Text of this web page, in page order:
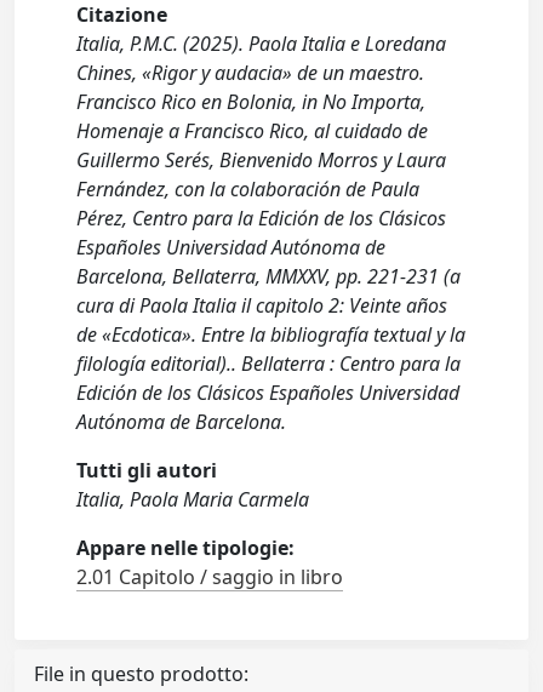
Citazione
Italia, P.M.C. (2025). Paola Italia e Loredana
Chines, «Rigor y audacia» de un maestro.
Francisco Rico en Bolonia, in No Importa,
Homenaje a Francisco Rico, al cuidado de
Guillermo Serés, Bienvenido Morros y Laura
Fernández, con la colaboración de Paula
Pérez, Centro para la Edición de los Clásicos
Españoles Universidad Autónoma de
Barcelona, Bellaterra, MMXXV, pp. 221-231 (a
cura di Paola Italia il capitolo 2: Veinte años
de «Ecdotica». Entre la bibliografía textual y la
filología editorial).. Bellaterra : Centro para la
Edición de los Clásicos Españoles Universidad
Autónoma de Barcelona.
Tutti gli autori
Italia, Paola Maria Carmela
Appare nelle tipologie:
2.01 Capitolo / saggio in libro
File in questo prodotto: